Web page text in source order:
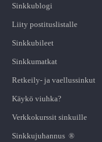
Sinkkublogi
Liity postituslistalle
Sinkkubileet
Sinkkumatkat
Retkeily- ja vaellussinkut
Käykö viuhka?
Verkkokurssit sinkuille
Sinkkujuhannus ®